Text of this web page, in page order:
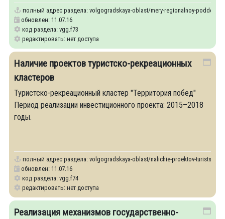
полный адрес раздела: volgogradskaya-oblast/mery-regionalnoy-
обновлен: 11.07.16
код раздела: vgg.f73
редактировать: нет доступа
Наличие проектов туристско-рекреационных
кластеров
Туристско-рекреационный кластер "Территория побед"
Период реализации инвестиционного проекта: 2015–2018
годы.
полный адрес раздела: volgogradskaya-oblast/nalichie-proektov-turistsko-
обновлен: 11.07.16
код раздела: vgg.f74
редактировать: нет доступа
Реализация механизмов государственно-